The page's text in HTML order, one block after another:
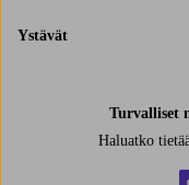
Ystävät
Turvalliset
Haluatko